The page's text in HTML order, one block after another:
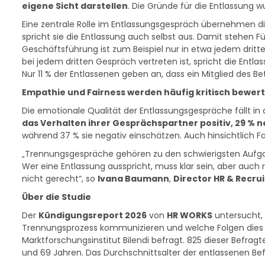
eigene Sicht darstellen. Die Gründe für die Entlassung
Eine zentrale Rolle im Entlassungsgespräch übernehmen
spricht sie die Entlassung auch selbst aus. Damit stehen
Geschäftsführung ist zum Beispiel nur in etwa jedem
bei jedem dritten Gespräch vertreten ist, spricht die
Nur 11 % der Entlassenen geben an, dass ein Mitglied des
Empathie und Fairness werden häufig kritisch
Die emotionale Qualität der Entlassungsgespräche fällt
das Verhalten ihrer Gesprächspartner positiv, 29 %
während 37 % sie negativ einschätzen. Auch hinsichtlich
„Trennungsgespräche gehören zu den schwierigsten
Wer eine Entlassung ausspricht, muss klar sein, aber
nicht gerecht“, so Ivana Baumann, Director HR &
Über die Studie
Der Kündigungsreport 2026 von HR WORKS untersucht,
Trennungsprozess kommunizieren und welche Folgen
Marktforschungsinstitut Bilendi befragt. 825 dieser
und 69 Jahren. Das Durchschnittsalter der entlassenen